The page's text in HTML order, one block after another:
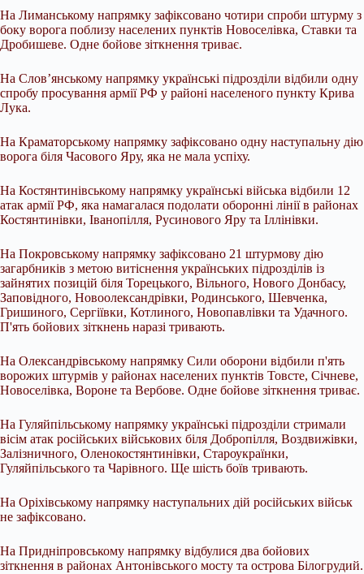
На Лиманському напрямку зафіксовано чотири спроби штурму з
боку ворога поблизу населених пунктів Новоселівка, Ставки та
Дробишеве. Одне бойове зіткнення триває.
На Слов’янському напрямку українські підрозділи відбили одну
спробу просування армії РФ у районі населеного пункту Крива
Лука.
На Краматорському напрямку зафіксовано одну наступальну дію
ворога біля Часового Яру, яка не мала успіху.
На Костянтинівському напрямку українські війська відбили 12
атак армії РФ, яка намагалася подолати оборонні лінії в районах
Костянтинівки, Іванопілля, Русинового Яру та Іллінівки.
На Покровському напрямку зафіксовано 21 штурмову дію
загарбників з метою витіснення українських підрозділів із
зайнятих позицій біля Торецького, Вільного, Нового Донбасу,
Заповідного, Новоолександрівки, Родинського, Шевченка,
Гришиного, Сергіївки, Котлиного, Новопавлівки та Удачного.
П'ять бойових зіткнень наразі тривають.
На Олександрівському напрямку Сили оборони відбили п'ять
ворожих штурмів у районах населених пунктів Товсте, Січневе,
Новоселівка, Вороне та Вербове. Одне бойове зіткнення триває.
На Гуляйпільському напрямку українські підрозділи стримали
вісім атак російських військових біля Добропілля, Воздвижівки,
Залізничного, Оленокостянтинівки, Староукраїнки,
Гуляйпільського та Чарівного. Ще шість боїв тривають.
На Оріхівському напрямку наступальних дій російських військ
не зафіксовано.
На Придніпровському напрямку відбулися два бойових
зіткнення в районах Антонівського мосту та острова Білогрудий.